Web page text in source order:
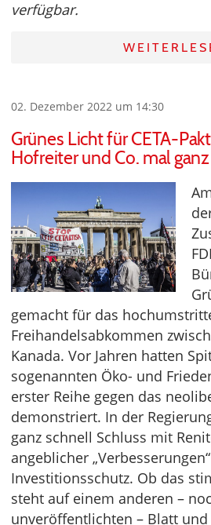
verfügbar.
02. Dezember 2022 um 14:30
Grünes Licht für CETA-
Hofreiter und Co. mal
gemacht für das
Freihandelsabkommen
Kanada. Vor Jahren hatten
sogenannten Öko- und
erster Reihe gegen das
demonstriert. In der
ganz schnell Schluss mit
angeblicher
Investitionsschutz. Ob das
steht auf einem anderen –
unveröffentlichten – Blatt